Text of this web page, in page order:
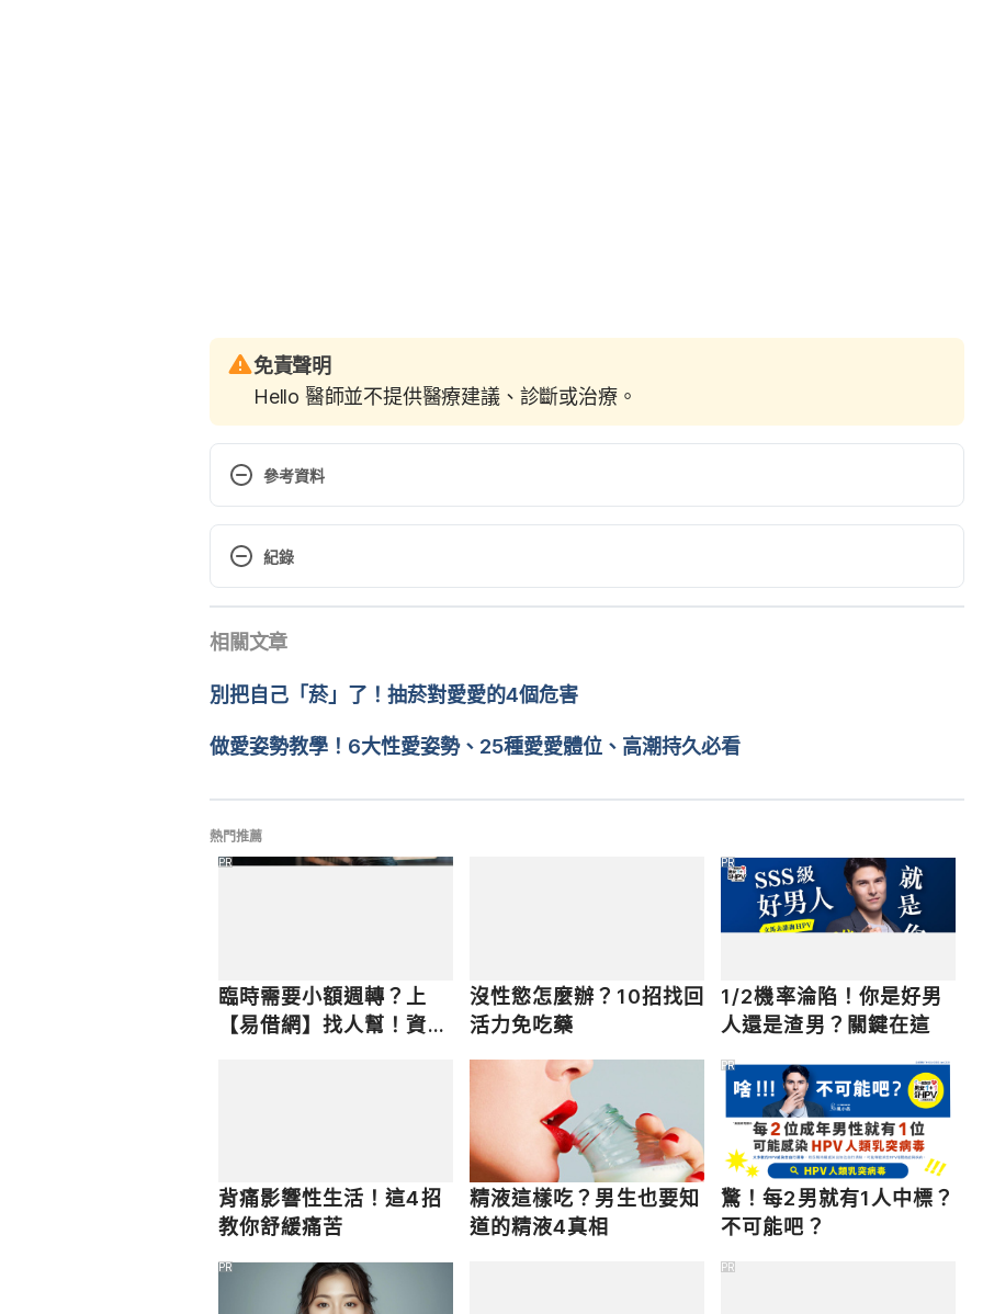
免責聲明
Hello 醫師並不提供醫療建議、診斷或治療。
參考資料
8 2022
How To Give an Amazing Massage. https://www.menshealth.com/sex-
women/a19528380/how-to-give-massage/
紀錄
2022/12/08
醫學審稿： 賴建翰醫師
由 Arthur Cheng 更新
相關文章
別把自己「菸」了！抽菸對愛愛的4個危害
做愛姿勢教學！6大性愛姿勢、25種愛愛體位、高潮持久必看
熱門推薦
臨時需要小額週轉？上
【易借網】找人幫！資金
PR
沒性慾怎麼辦？10招找回
活力免吃藥
1/2機率淪陷！你是好男
人還是渣男？關鍵在這
PR
背痛影響性生活！這4招
教你舒緩痛苦
精液這樣吃？男生也要知
道的精液4真相
驚！每2男就有1人中標？
不可能吧？
PR
PR PR